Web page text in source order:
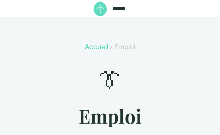
Accueil › Emploi
👔
Emploi